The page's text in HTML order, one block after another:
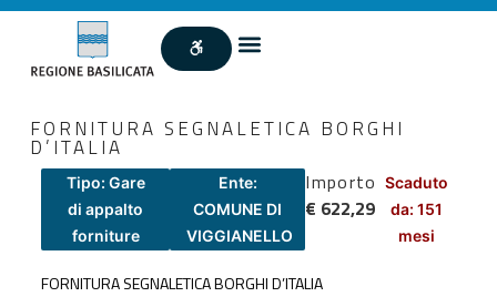
FORNITURA SEGNALETICA BORGHI
D’ITALIA
Tipo: Gare
di appalto
forniture
Ente:
COMUNE DI
VIGGIANELLO
Importo
€ 622,29
Scaduto
da: 151
mesi
FORNITURA SEGNALETICA BORGHI D’ITALIA